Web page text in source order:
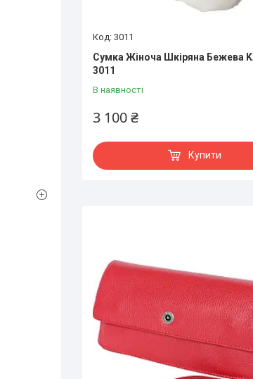
3011
Сумка Жіноча Шкіряна Бежева
3011
В наявності
3 100 ₴
Купити